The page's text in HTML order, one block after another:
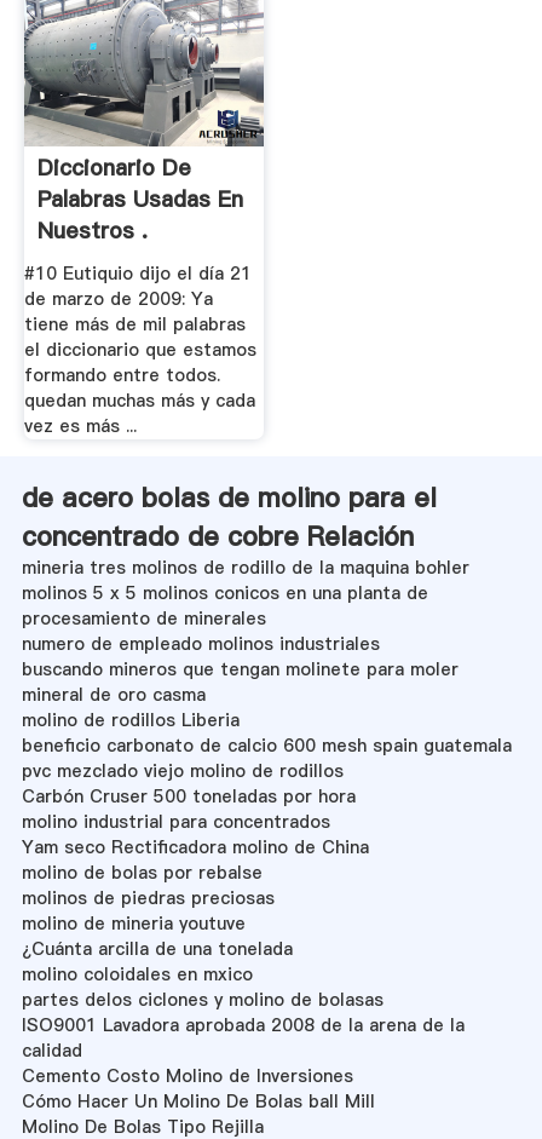
Diccionario De
Palabras Usadas En
Nuestros .
#10 Eutiquio dijo el día 21
de marzo de 2009: Ya
tiene más de mil palabras
el diccionario que estamos
formando entre todos.
quedan muchas más y cada
vez es más ...
de acero bolas de molino para el
concentrado de cobre Relación
mineria tres molinos de rodillo de la maquina bohler
molinos 5 x 5 molinos conicos en una planta de
procesamiento de minerales
numero de empleado molinos industriales
buscando mineros que tengan molinete para moler
mineral de oro casma
molino de rodillos Liberia
beneficio carbonato de calcio 600 mesh spain guatemala
pvc mezclado viejo molino de rodillos
Carbón Cruser 500 toneladas por hora
molino industrial para concentrados
Yam seco Rectificadora molino de China
molino de bolas por rebalse
molinos de piedras preciosas
molino de mineria youtuve
¿Cuánta arcilla de una tonelada
molino coloidales en mxico
partes delos ciclones y molino de bolasas
ISO9001 Lavadora aprobada 2008 de la arena de la
calidad
Cemento Costo Molino de Inversiones
Cómo Hacer Un Molino De Bolas ball Mill
Molino De Bolas Tipo Rejilla